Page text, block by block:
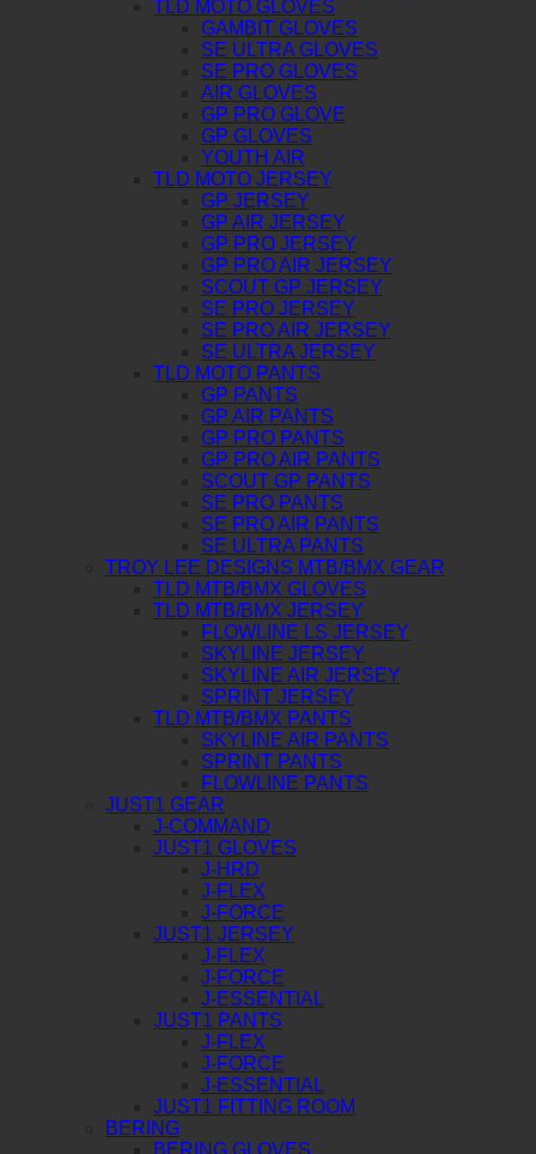
TLD MOTO GLOVES
GAMBIT GLOVES
SE ULTRA GLOVES
SE PRO GLOVES
AIR GLOVES
GP PRO GLOVE
GP GLOVES
YOUTH AIR
TLD MOTO JERSEY
GP JERSEY
GP AIR JERSEY
GP PRO JERSEY
GP PRO AIR JERSEY
SCOUT GP JERSEY
SE PRO JERSEY
SE PRO AIR JERSEY
SE ULTRA JERSEY
TLD MOTO PANTS
GP PANTS
GP AIR PANTS
GP PRO PANTS
GP PRO AIR PANTS
SCOUT GP PANTS
SE PRO PANTS
SE PRO AIR PANTS
SE ULTRA PANTS
TROY LEE DESIGNS MTB/BMX GEAR
TLD MTB/BMX GLOVES
TLD MTB/BMX JERSEY
FLOWLINE LS JERSEY
SKYLINE JERSEY
SKYLINE AIR JERSEY
SPRINT JERSEY
TLD MTB/BMX PANTS
SKYLINE AIR PANTS
SPRINT PANTS
FLOWLINE PANTS
JUST1 GEAR
J-COMMAND
JUST1 GLOVES
J-HRD
J-FLEX
J-FORCE
JUST1 JERSEY
J-FLEX
J-FORCE
J-ESSENTIAL
JUST1 PANTS
J-FLEX
J-FORCE
J-ESSENTIAL
JUST1 FITTING ROOM
BERING
BERING GLOVES